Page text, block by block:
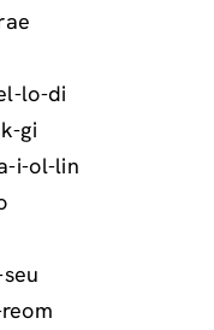
lo-di
gi
i-ol-lin